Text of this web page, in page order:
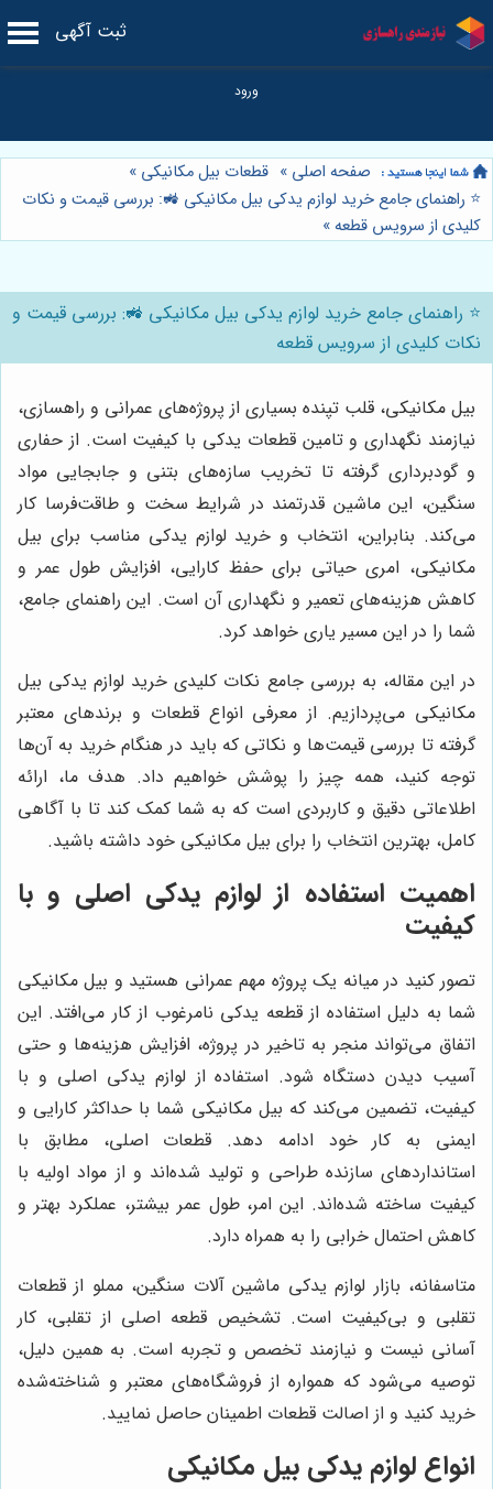
ثبت آگهی
صفحه اصلی » قطعات بیل مکانیکی »
⭐️ راهنمای جامع خرید لوازم یدکی بیل مکانیکی 🚜: بررسی قیمت و نکات
کلیدی از سرویس قطعه»
⭐️ راهنمای جامع خرید لوازم یدکی بیل مکانیکی 🚜: بررسی قیمت و
نکات کلیدی از سرویس قطعه
بیل مکانیکی، قلب تپنده بسیاری از پروژه‌های عمرانی و راهسازی،
نیازمند نگهداری و تامین قطعات یدکی با کیفیت است. از حفاری
و گودبرداری گرفته تا تخریب سازه‌های بتنی و جابجایی مواد
سنگین، این ماشین قدرتمند در شرایط سخت و طاقت‌فرسا کار
می‌کند. بنابراین، انتخاب و خرید لوازم یدکی مناسب برای بیل
مکانیکی، امری حیاتی برای حفظ کارایی، افزایش طول عمر و
کاهش هزینه‌های تعمیر و نگهداری آن است. این راهنمای جامع،
شما را در این مسیر یاری خواهد کرد.
در این مقاله، به بررسی جامع نکات کلیدی خرید لوازم یدکی بیل
مکانیکی می‌پردازیم. از معرفی انواع قطعات و برندهای معتبر
گرفته تا بررسی قیمت‌ها و نکاتی که باید در هنگام خرید به آن‌ها
توجه کنید، همه چیز را پوشش خواهیم داد. هدف ما، ارائه
اطلاعاتی دقیق و کاربردی است که به شما کمک کند تا با آگاهی
کامل، بهترین انتخاب را برای بیل مکانیکی خود داشته باشید.
اهمیت استفاده از لوازم یدکی اصلی و با
کیفیت
تصور کنید در میانه یک پروژه مهم عمرانی هستید و بیل مکانیکی
شما به دلیل استفاده از قطعه یدکی نامرغوب از کار می‌افتد. این
اتفاق می‌تواند منجر به تاخیر در پروژه، افزایش هزینه‌ها و حتی
آسیب دیدن دستگاه شود. استفاده از لوازم یدکی اصلی و با
کیفیت، تضمین می‌کند که بیل مکانیکی شما با حداکثر کارایی و
ایمنی به کار خود ادامه دهد. قطعات اصلی، مطابق با
استانداردهای سازنده طراحی و تولید شده‌اند و از مواد اولیه با
کیفیت ساخته شده‌اند. این امر، طول عمر بیشتر، عملکرد بهتر و
کاهش احتمال خرابی را به همراه دارد.
متاسفانه، بازار لوازم یدکی ماشین آلات سنگین، مملو از قطعات
تقلبی و بی‌کیفیت است. تشخیص قطعه اصلی از تقلبی، کار
آسانی نیست و نیازمند تخصص و تجربه است. به همین دلیل،
توصیه می‌شود که همواره از فروشگاه‌های معتبر و شناخته‌شده
خرید کنید و از اصالت قطعات اطمینان حاصل نمایید.
انواع لوازم یدکی بیل مکانیکی